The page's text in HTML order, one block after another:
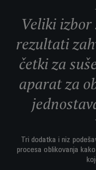
Veliki
rezultati
četki za
aparat za
Tri dodatka i niz
procesa oblikovanja